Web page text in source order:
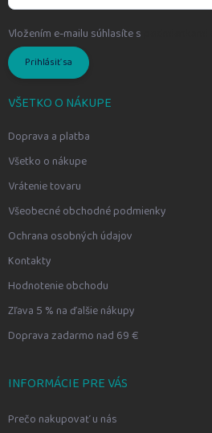
Vložením e-mailu súhlasíte s
Prihlásiť sa
VŠETKO O NÁKUPE
Doprava a platba
Všetko o nákupe
Vrátenie tovaru
Všeobecné obchodné podmienky
Ochrana osobných údajov
Kontakty
Hodnotenie obchodu
Zľava 5 % na ďalšie nákupy
Doprava zadarmo nad 69 €
INFORMÁCIE PRE VÁS
Prečo nakupovať u nás